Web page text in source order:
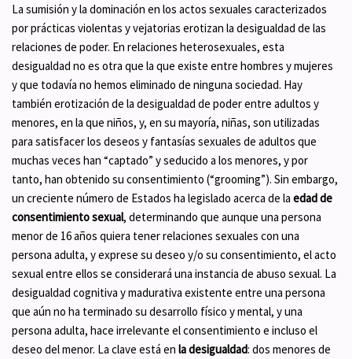
La sumisión y la dominación en los actos sexuales caracterizados
por prácticas violentas y vejatorias erotizan la desigualdad de las
relaciones de poder. En relaciones heterosexuales, esta
desigualdad no es otra que la que existe entre hombres y mujeres
y que todavía no hemos eliminado de ninguna sociedad. Hay
también erotización de la desigualdad de poder entre adultos y
menores, en la que niños, y, en su mayoría, niñas, son utilizadas
para satisfacer los deseos y fantasías sexuales de adultos que
muchas veces han “captado” y seducido a los menores, y por
tanto, han obtenido su consentimiento (“grooming”). Sin embargo,
un creciente número de Estados ha legislado acerca de la edad de
consentimiento sexual, determinando que aunque una persona
menor de 16 años quiera tener relaciones sexuales con una
persona adulta, y exprese su deseo y/o su consentimiento, el acto
sexual entre ellos se considerará una instancia de abuso sexual. La
desigualdad cognitiva y madurativa existente entre una persona
que aún no ha terminado su desarrollo físico y mental, y una
persona adulta, hace irrelevante el consentimiento e incluso el
deseo del menor. La clave está en la desigualdad: dos menores de